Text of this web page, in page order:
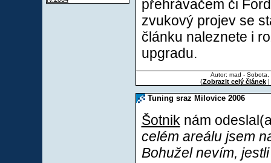
přehrávačem či
zvukový projev se
článku naleznete i
upgradu.
Autor: mad -
(Zobrazit celý článek|
Tuning sraz Milovice 2006
Šotnik nám
celém areálu jsem
Bohužel nevím,